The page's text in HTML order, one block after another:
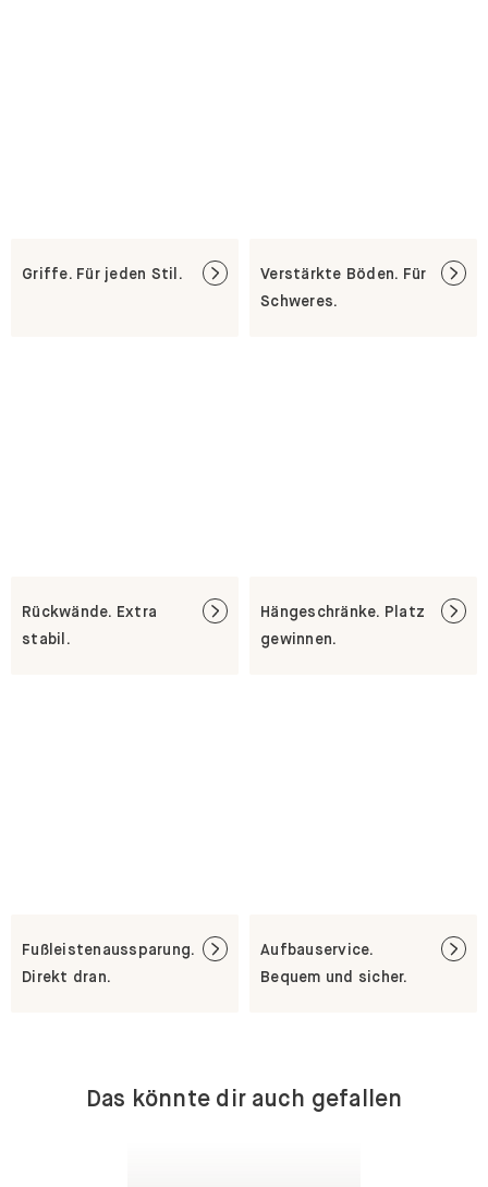
Griffe. Für jeden Stil.
Verstärkte Böden. Für
Schweres.
Rückwände. Extra
stabil.
Hängeschränke. Platz
gewinnen.
Fußleistenaussparung.
Direkt dran.
Aufbauservice.
Bequem und sicher.
Das könnte dir auch gefallen